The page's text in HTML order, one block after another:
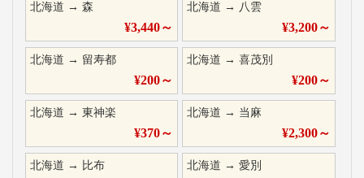
北海道 → 森
¥3,440～
北海道 → 八雲
¥3,200～
北海道 → 留寿都
¥200～
北海道 →喜茂別
¥200～
北海道 → 東神楽
¥370～
北海道 → 当麻
¥2,300～
北海道 → 比布 北海道 →愛別